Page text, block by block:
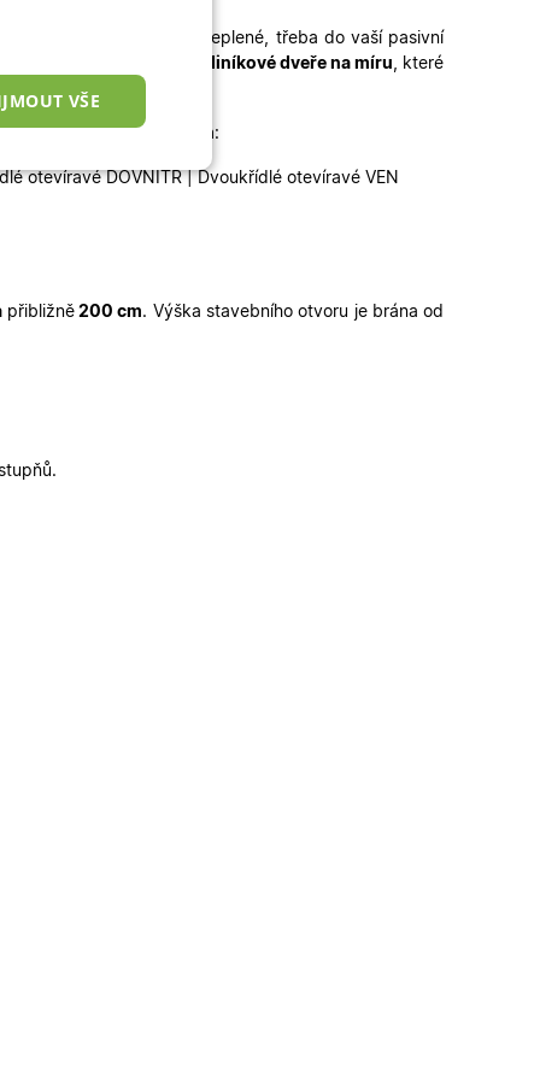
dveře lépe zateplené, třeba do vaší pasivní
hliníkové dveře na míru, které
čirým sklem:
otevíravé DOVNITŘ | Dvoukřídlé otevíravé VEN
přibližně200 cm. Výška stavebního otvoru je brána od
VŠE
cookies
k
návštěvníků.
obsahu.